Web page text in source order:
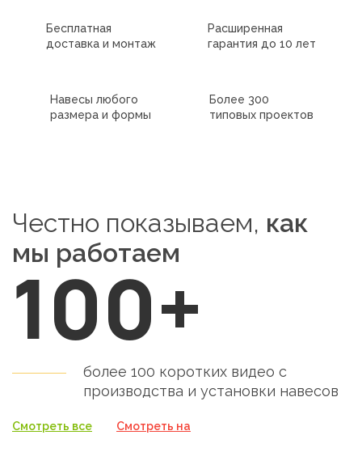
Бесплатная
доставка и монтаж
Расширенная
гарантия до 10 лет
Навесы любого
размера и формы
Более 300
типовых проектов
Честно показываем, как
мы работаем
100+
более 100 коротких видео с
производства и установки навесов
Смотреть все Смотреть на